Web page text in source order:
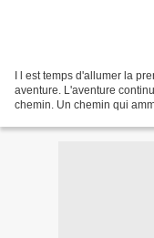
I l est temps d'allumer la
aventure. L'aventure
chemin. Un chemin qui